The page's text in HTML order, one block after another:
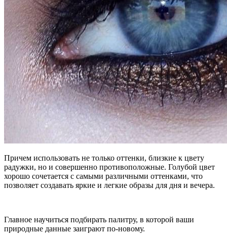
Причем использовать не только оттенки, близкие к цвету
радужки, но и совершенно противоположные. Голубой цвет
хорошо сочетается с самыми различными оттенками, что
позволяет создавать яркие и легкие образы для дня и вечера.
Главное научиться подбирать палитру, в которой ваши
природные данные заиграют по-новому.